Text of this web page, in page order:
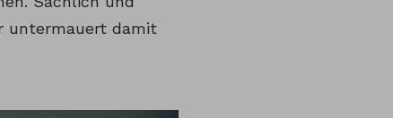
untermauert damit